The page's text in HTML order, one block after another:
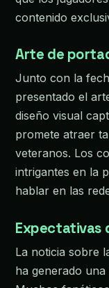
contenido
Arte de
Junto con la
presentado el
diseño visual
promete atraer
veteranos. Los
intrigantes en la
hablar en las
Expectativas
La noticia sobre
ha generado